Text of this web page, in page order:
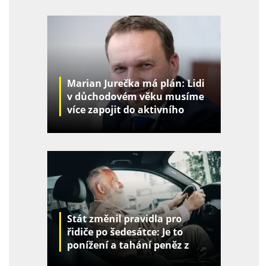
Marian Jurečka má plán: Lidi
v důchodovém věku musíme
více zapojit do aktivního
Stát změnil pravidla pro
řidiče po šedesátce: Je to
ponížení a tahání peněz z